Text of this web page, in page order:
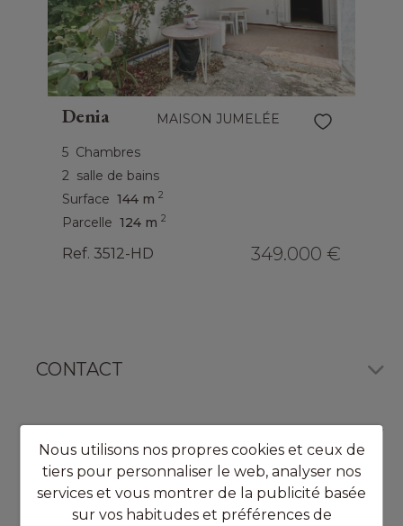
Denia MAISON JUMELÉE
5 Chambres
2 salle de bains
Surface 144 m 2
Parcelle 124 m 2
Ref. 3512-HD 349.000 €
CONTACT
NAVIGATION
Nous utilisons nos propres cookies et ceux de
tiers pour personnaliser le web, analyser nos
services et vous montrer de la publicité basée
sur vos habitudes et préférences de